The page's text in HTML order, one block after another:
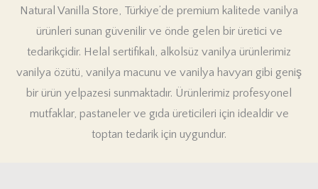
OM
QA
SA
AE
Natural Vanilla Store, Türkiye’de premium kalitede vanilya
ürünleri sunan güvenilir ve önde gelen bir üretici ve
tedarikçidir. Helal sertifikalı, alkolsüz vanilya ürünlerimiz
vanilya özütü, vanilya macunu ve vanilya havyarı gibi geniş
bir ürün yelpazesi sunmaktadır. Ürünlerimiz profesyonel
mutfaklar, pastaneler ve gıda üreticileri için idealdir ve
toptan tedarik için uygundur.